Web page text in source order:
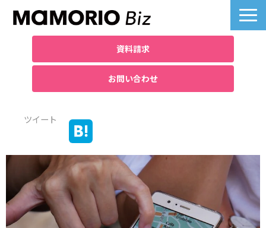
資料請求
お問い合わせ
課題別活用例
料金について
導入事例一覧
よくあるご質問
ツイート